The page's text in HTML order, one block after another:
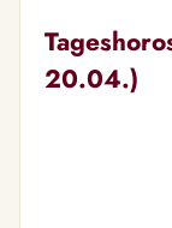
20.04.)